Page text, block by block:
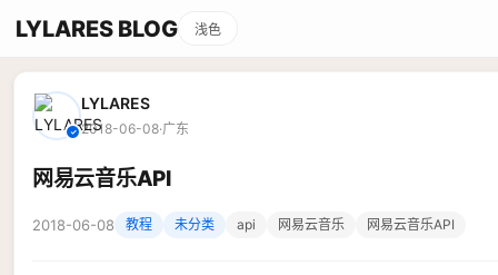
LYLARES BLOG 浅色
✓
LYLARES
2018-06-08·广东
网易云音乐API
2018-06-08 教程 未分类 api 网易云音乐 网易云音乐API